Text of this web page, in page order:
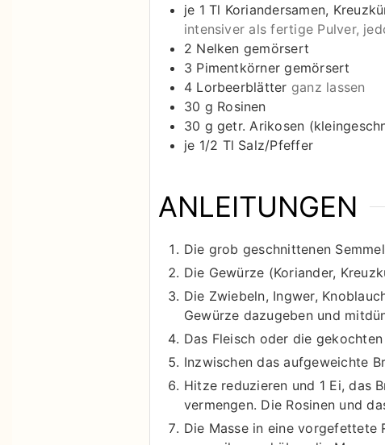
je 1 Tl Koriandersamen,
intensiver als fertige Pulver,
2 Nelken gemörsert
3 Pimentkörner gemörsert
4 Lorbeerblätter ganz lassen
30 g Rosinen
30 ggetr. Arikosen
je 1/2 Tl Salz/Pfeffer
ANLEITUNGEN
Die grob geschnittenen
Die Gewürze (Koriander,
Die Zwiebeln, Ingwer,
Gewürze dazugeben und
Das Fleisch oder die
Inzwischen das aufgeweichte
Hitze reduzieren und 1 Ei, das
vermengen. Die Rosinen und
Die Masse in eine vorgefettete